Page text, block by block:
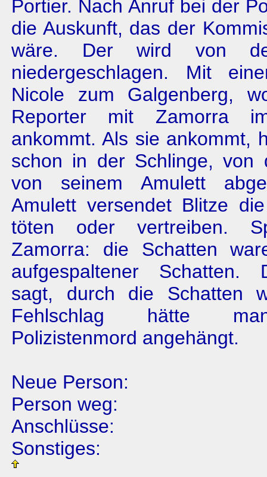
Portier. Nach Anruf bei der
die Auskunft, das der
wäre. Der wird von
niedergeschlagen. Mit
Nicole zum Galgenberg,
Reporter mit Zamorra
ankommt. Als sie ankommt,
schon in der Schlin­ge, von
von seinem Amulett
Amulett versendet Blitze
töten oder vertreiben.
Zamorra: die Schat­ten
aufgespaltener Schatten.
sagt, durch die Schat­ten
Fehlschlag hätte
Polizistenmord angehängt.
Neue Person:
Person weg:
Anschlüsse:
Sonstiges: